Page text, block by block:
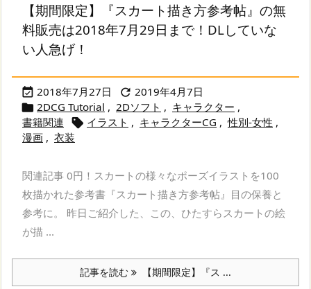
【期間限定】『スカート描き方参考帖』の無
料販売は2018年7月29日まで！DLしていな
い人急げ！
 2018年7月27日  2019年4月7日
 2DCG Tutorial , 2Dソフト , キャラクター ,
書籍関連
 イラスト , キャラクターCG , 性別-女性 ,
漫画 , 衣装
関連記事 0円！スカートの様々なポーズイラストを100
枚描かれた参考書『スカート描き方参考帖』目の保養と
参考に。 昨日ご紹介した、この、ひたすらスカートの絵
が描 ...
記事を読む 【期間限定】『ス ...